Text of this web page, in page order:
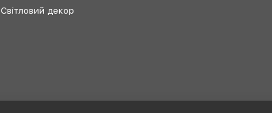
Світловий декор